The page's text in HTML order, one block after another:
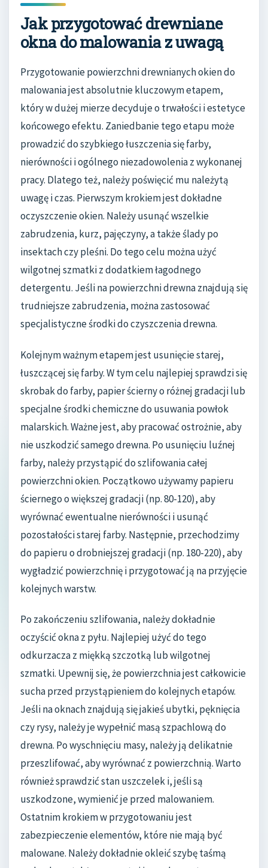
Jak przygotować drewniane
okna do malowania z uwagą
Przygotowanie powierzchni drewnianych okien do
malowania jest absolutnie kluczowym etapem,
który w dużej mierze decyduje o trwałości i estetyce
końcowego efektu. Zaniedbanie tego etapu może
prowadzić do szybkiego łuszczenia się farby,
nierówności i ogólnego niezadowolenia z wykonanej
pracy. Dlatego też, należy poświęcić mu należytą
uwagę i czas. Pierwszym krokiem jest dokładne
oczyszczenie okien. Należy usunąć wszelkie
zabrudzenia, kurz, pajęczyny, a także ślady po
insektach czy pleśni. Do tego celu można użyć
wilgotnej szmatki z dodatkiem łagodnego
detergentu. Jeśli na powierzchni drewna znajdują się
trudniejsze zabrudzenia, można zastosować
specjalistyczne środki do czyszczenia drewna.
Kolejnym ważnym etapem jest usunięcie starej,
łuszczącej się farby. W tym celu najlepiej sprawdzi się
skrobak do farby, papier ścierny o różnej gradacji lub
specjalne środki chemiczne do usuwania powłok
malarskich. Ważne jest, aby pracować ostrożnie, aby
nie uszkodzić samego drewna. Po usunięciu luźnej
farby, należy przystąpić do szlifowania całej
powierzchni okien. Początkowo używamy papieru
ściernego o większej gradacji (np. 80-120), aby
wyrównać ewentualne nierówności i usunąć
pozostałości starej farby. Następnie, przechodzimy
do papieru o drobniejszej gradacji (np. 180-220), aby
wygładzić powierzchnię i przygotować ją na przyjęcie
kolejnych warstw.
Po zakończeniu szlifowania, należy dokładnie
oczyścić okna z pyłu. Najlepiej użyć do tego
odkurzacza z miękką szczotką lub wilgotnej
szmatki. Upewnij się, że powierzchnia jest całkowicie
sucha przed przystąpieniem do kolejnych etapów.
Jeśli na oknach znajdują się jakieś ubytki, pęknięcia
czy rysy, należy je wypełnić masą szpachlową do
drewna. Po wyschnięciu masy, należy ją delikatnie
przeszlifować, aby wyrównać z powierzchnią. Warto
również sprawdzić stan uszczelek i, jeśli są
uszkodzone, wymienić je przed malowaniem.
Ostatnim krokiem w przygotowaniu jest
zabezpieczenie elementów, które nie mają być
malowane. Należy dokładnie okleić szybę taśmą